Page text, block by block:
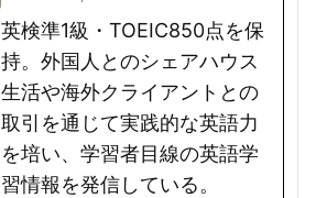
英検準1級・TOEIC850点を保
持。外国人とのシェアハウス
生活や海外クライアントとの
取引を通じて実践的な英語力
を培い、学習者目線の英語学
習情報を発信している。